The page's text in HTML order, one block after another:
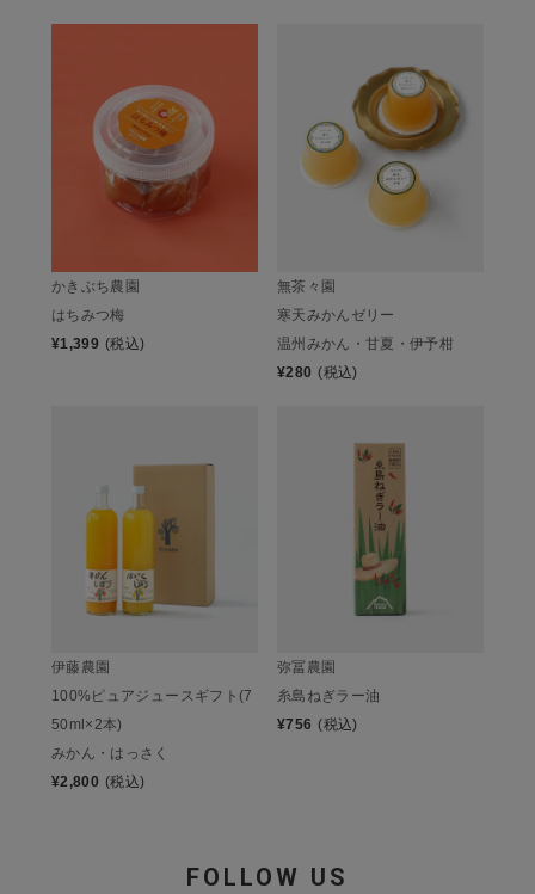
かきぶち農園
はちみつ梅
¥1,399 (税込)
無茶々園
寒天みかんゼリー
温州みかん・甘夏・伊予柑
¥280 (税込)
伊藤農園
100%ピュアジュースギフト(7
50ml×2本)
みかん・はっさく
¥2,800 (税込)
弥冨農園
糸島ねぎラー油
¥756 (税込)
FOLLOW US